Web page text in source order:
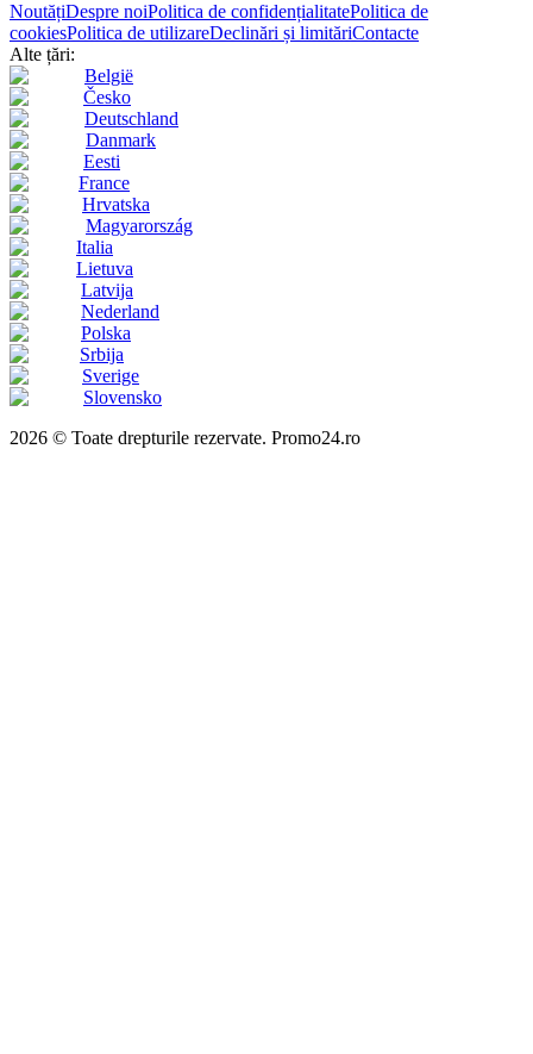
NoutățiDespre noiPolitica de confidențialitatePolitica de
cookiesPolitica de utilizareDeclinări și limităriContacte
Alte țări:
België
Česko
Deutschland
Danmark
Eesti
France
Hrvatska
Magyarország
Italia
Lietuva
Latvija
Nederland
Polska
Srbija
Sverige
Slovensko
2026 © Toate drepturile rezervate. Promo24.ro